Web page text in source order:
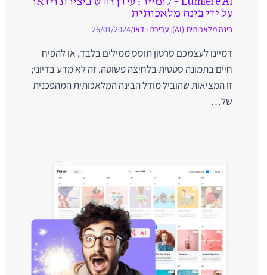
על ידי בינה מלאכותית
בינה מלאכותית (AI) , עריכת וידאו/
26/01/2024
דמיינו לעצמכם סרטון תוסס ממילים בלבד, או להפיח
חיים בתמונה סטטית בלחיצה פשוטה. זה לא מדע בדיוני;
זו המציאות שהוביל מודל הבינה המלאכותית המהפכנית
של…